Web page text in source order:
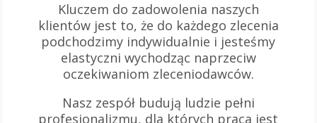
Kluczem do zadowolenia naszych
klientów jest to, że do każdego zlecenia
podchodzimy indywidualnie i jesteśmy
elastyczni wychodząc naprzeciw
oczekiwaniom zleceniodawców.
Nasz zespół budują ludzie pełni
profesjonalizmu, dla których praca jest